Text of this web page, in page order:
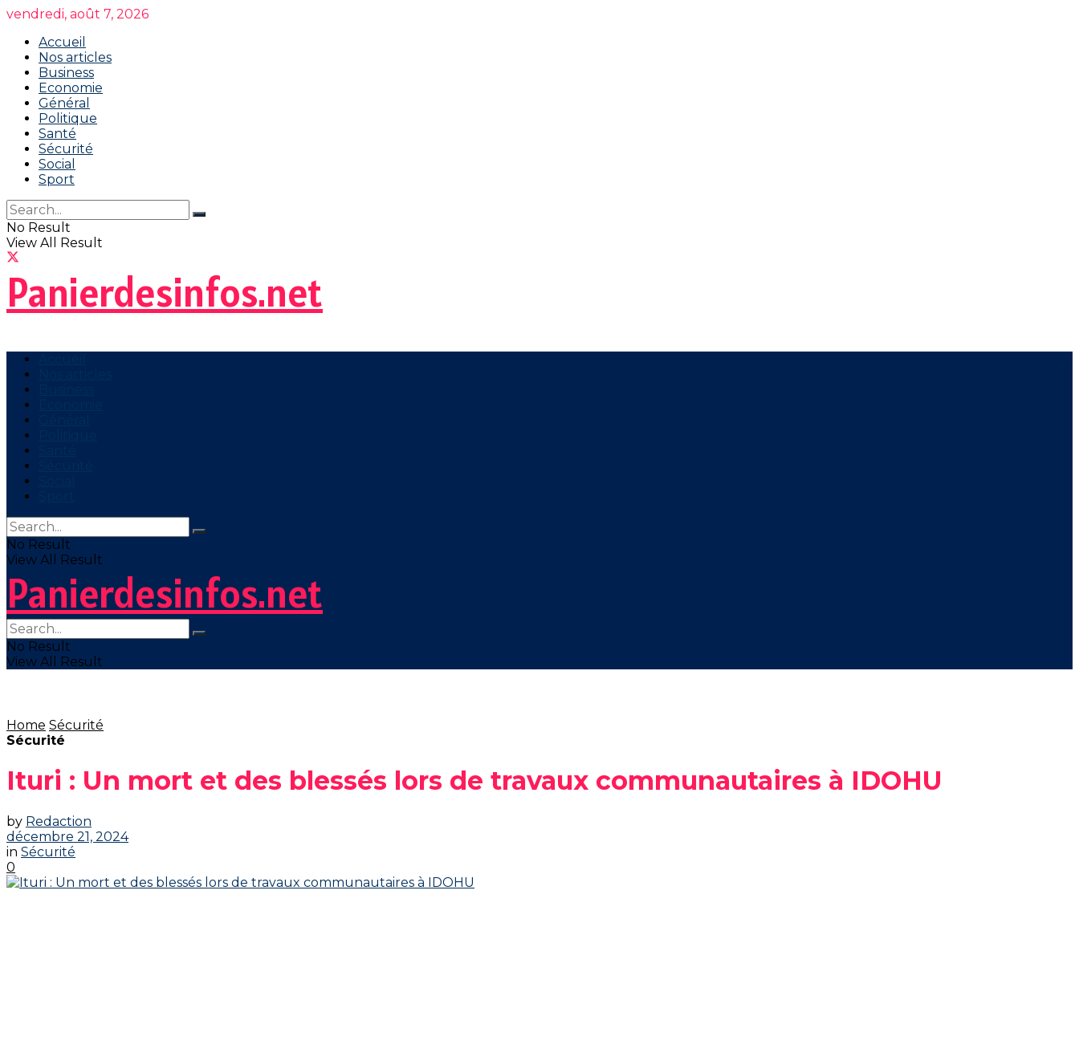
vendredi, août 7, 2026
Accueil
Nos articles
Business
Economie
Général
Politique
Santé
Sécurité
Social
Sport
No Result
View All Result
Panierdesinfos.net
No Result
View All Result
Panierdesinfos.net
No Result
View All Result
Home Sécurité
Sécurité
Ituri : Un mort et des blessés lors de travaux communautaires à IDOHU
by Redaction
décembre 21, 2024
in Sécurité
0